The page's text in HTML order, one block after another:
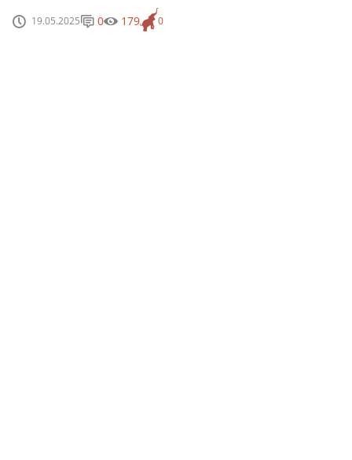
19.05.2025 0
0 179